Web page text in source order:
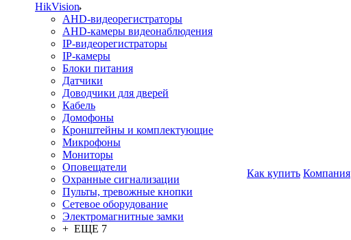
HikVision
AHD-видеорегистраторы
AHD-камеры видеонаблюдения
IP-видеорегистраторы
IP-камеры
Блоки питания
Датчики
Доводчики для дверей
Кабель
Домофоны
Кронштейны и комплектующие
Микрофоны
Мониторы
Оповещатели
Охранные сигнализации
Пульты, тревожные кнопки
Сетевое оборудование
Электромагнитные замки
+ ЕЩЕ 7
Как купить Компания